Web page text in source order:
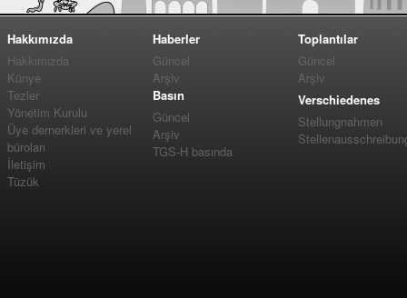
Hakkımızda
Hakkımızda
Künye
Tezler
Yönetim Kurulu
Üye dernerkleri ve yerel
büroları
İletişim
Tüzük
Haberler
Güncel
Arşiv
Basın
Güncel
Arşiv
TGS-H basında
Toplantılar
Güncel
Arşiv
Verschiedenes
Stellungnahmen